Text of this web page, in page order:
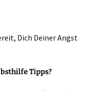
Dich Deiner Angst
Tipps?